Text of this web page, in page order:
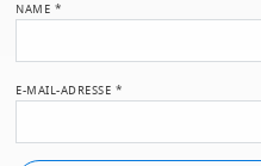
NAME *
E-MAIL-ADRESSE *